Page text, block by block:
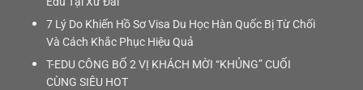
7 Lý Do Khiến Hồ Sơ Visa Du Học Hàn Quốc Bị Từ Chối
Và Cách Khắc Phục Hiệu Quả
T-EDU CÔNG BỐ 2 VỊ KHÁCH MỜI “KHỦNG” CUỐI
CÙNG SIÊU HOT